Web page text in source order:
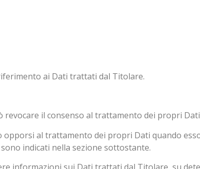
ai Dati trattati dal Titolare.
revocare il consenso al trattamento dei propri
al trattamento dei propri Dati quando
indicati nella sezione sottostante.